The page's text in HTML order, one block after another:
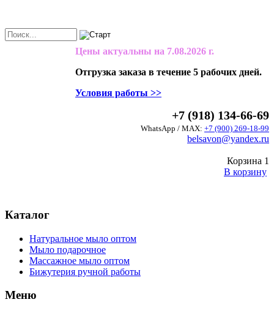
Цены актуальны на 7.08.2026 г.
Отгрузка заказа в течение 5 рабочих дней.
Условия работы >>
+7 (918) 134-66-69
WhatsApp / MAX: +7 (900) 269-18-99
belsavon@yandex.ru
Корзина 1
В корзину
Каталог
Натуральное мыло оптом
Мыло подарочное
Массажное мыло оптом
Бижутерия ручной работы
Меню